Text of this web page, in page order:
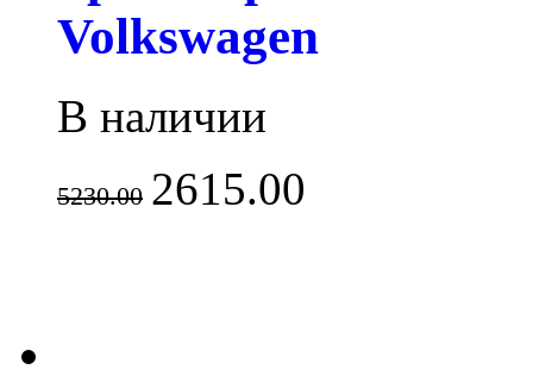
Volkswagen
В наличии
5230.00 2615.00